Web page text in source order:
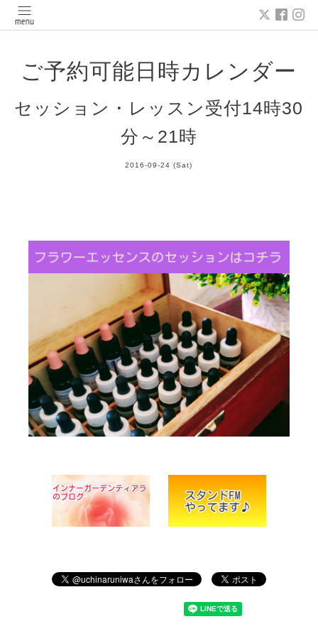
ご予約可能日時カレンダー
セッション・レッスン受付14時30
分～21時
2016-09-24 (Sat)